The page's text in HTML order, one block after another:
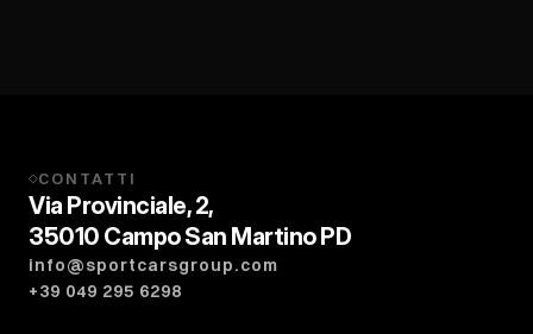
◇CONTATTI
Via Provinciale, 2,
35010 Campo San Martino PD
info@sportcarsgroup.com
+39 049 295 6298